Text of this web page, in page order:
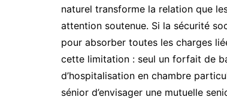
naturel transforme la relation que
attention soutenue. Si la sécurité
pour absorber toutes les charges
cette limitation : seul un forfait de
d’hospitalisation en chambre
sénior d’envisager une mutuelle